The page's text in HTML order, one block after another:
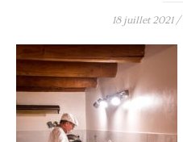
18 juillet 2021 /